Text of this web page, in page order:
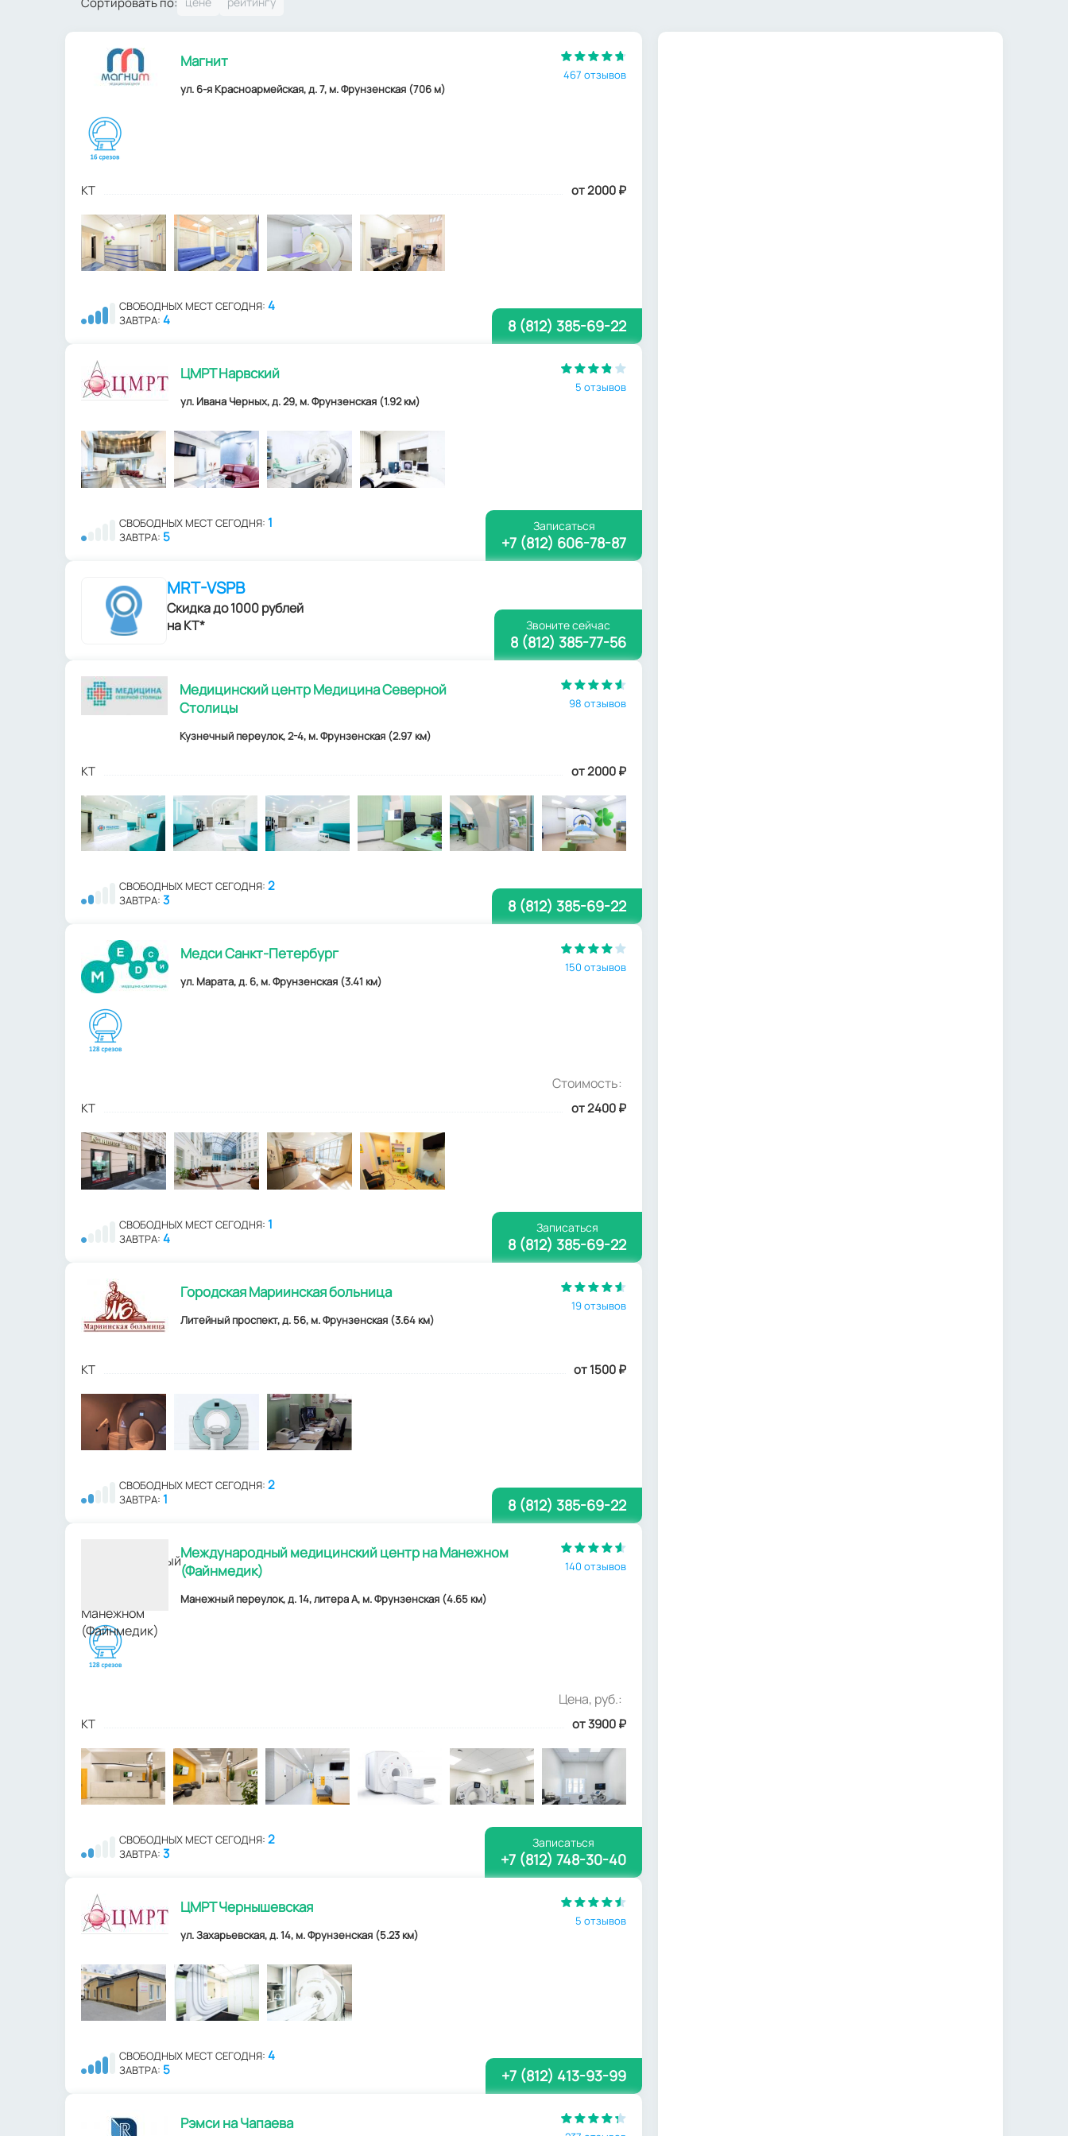
Магнит
ул. 6-я Красноармейская, д. 7, м. Фрунзенская (706 м)
467 отзывов
КТ от 2000₽
СВОБОДНЫХ МЕСТ СЕГОДНЯ: 4
ЗАВТРА: 4 8 (812) 385-69-22
ЦМРТ Нарвский
ул. Ивана Черных, д. 29, м. Фрунзенская (1.92 км)
5 отзывов
СВОБОДНЫХ МЕСТ СЕГОДНЯ: 1
ЗАВТРА: 5
Записаться
+7 (812) 606-78-87
MRT-VSPB
Скидка до 1000 рублей
на КТ*
Звоните сейчас
8 (812) 385-77-56
Медицинский центр Медицина Северной
Столицы
Кузнечный переулок, 2-4, м. Фрунзенская (2.97 км)
98 отзывов
КТ от 2000₽
СВОБОДНЫХ МЕСТ СЕГОДНЯ: 2
ЗАВТРА: 3 8 (812) 385-69-22
Медси Санкт-Петербург
ул. Марата, д. 6, м. Фрунзенская (3.41 км)
150 отзывов
Стоимость:
КТ от 2400₽
СВОБОДНЫХ МЕСТ СЕГОДНЯ: 1
ЗАВТРА: 4
Записаться
8 (812) 385-69-22
Городская Мариинская больница
Литейный проспект, д. 56, м. Фрунзенская (3.64 км)
19 отзывов
КТ от 1500₽
СВОБОДНЫХ МЕСТ СЕГОДНЯ: 2
ЗАВТРА: 1 8 (812) 385-69-22
Международный медицинский центр на Манежном
(Файнмедик)
Манежный переулок, д. 14, литера А, м. Фрунзенская (4.65 км)
140 отзывов
Цена, руб.:
КТ от 3900₽
СВОБОДНЫХ МЕСТ СЕГОДНЯ: 2
ЗАВТРА: 3
Записаться
+7 (812) 748-30-40
ЦМРТ Чернышевская
ул. Захарьевская, д. 14, м. Фрунзенская (5.23 км)
5 отзывов
СВОБОДНЫХ МЕСТ СЕГОДНЯ: 4
ЗАВТРА: 5 +7 (812) 413-93-99
Рэмси на Чапаева